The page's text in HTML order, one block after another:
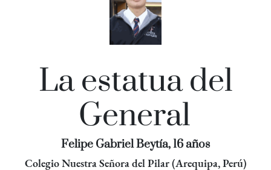
La estatua del
General
Felipe Gabriel Beytía, 16 años
Colegio Nuestra Señora del Pilar (Arequipa, Perú)